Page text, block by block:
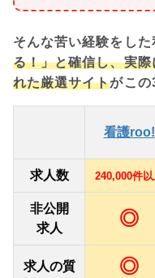
そんな苦い経験をした
る！」と確信し、実
れた厳選サイトがこの
看護roo!
求人数 240,000件以
非公開
求人
◎
求人の質 ◎